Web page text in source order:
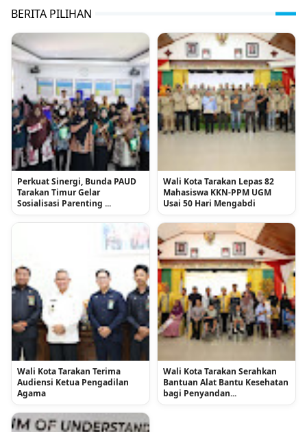
BERITA PILIHAN
Perkuat Sinergi, Bunda PAUD
Tarakan Timur Gelar
Sosialisasi Parenting ...
Wali Kota Tarakan Lepas 82
Mahasiswa KKN-PPM UGM
Usai 50 Hari Mengabdi
Wali Kota Tarakan Terima
Audiensi Ketua Pengadilan
Agama
Wali Kota Tarakan Serahkan
Bantuan Alat Bantu Kesehatan
bagi Penyandan...